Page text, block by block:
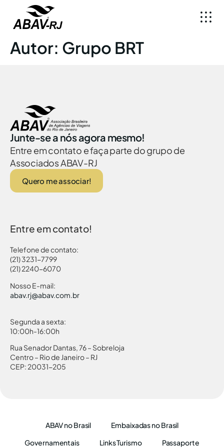
Autor: Grupo BRT
Junte-se a nós agora mesmo!
Entre em contato e faça parte do grupo de
Associados ABAV-RJ
Quero me associar!
Entre em contato!
Telefone de contato:
(21) 3231-7799
(21) 2240-6070
Nosso E-mail:
abav.rj@abav.com.br
Segunda a sexta:
10:00h-16:00h
Rua Senador Dantas, 76 – Sobreloja
Centro – Rio de Janeiro – RJ
CEP: 20031-205
ABAV no Brasil
Embaixadas no Brasil
Governamentais
Links Turismo Passaporte